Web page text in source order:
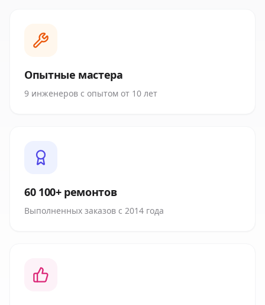
Опытные мастера
9 инженеров с опытом от 10 лет
60 100+ ремонтов
Выполненных заказов с 2014 года